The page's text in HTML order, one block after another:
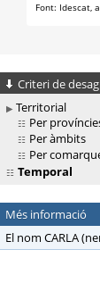
Criteri de
Territorial
Per
Per àmbits
Per
Temporal
Més informació
El nom CARLA